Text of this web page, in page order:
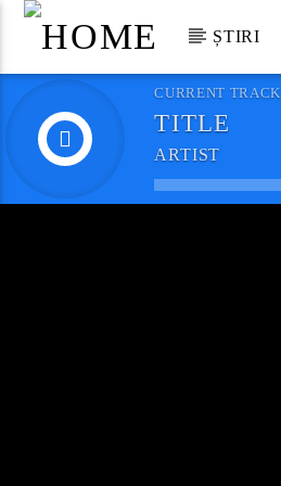
ȘTIRI
CURRENT TRACK
TITLE
ARTIST